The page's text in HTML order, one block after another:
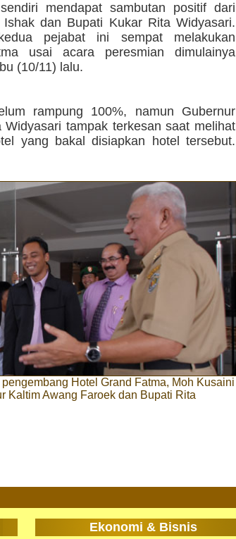
mendapat sambutan positif dari
dan Bupati Kukar Rita Widyasari.
pejabat ini sempat melakukan
usai acara peresmian dimulainya
(10/11) lalu.
rampung 100%, namun Gubernur
tampak terkesan saat melihat
yang bakal disiapkan hotel tersebut.
Hotel Grand Fatma, Moh Kusaini
Kaltim Awang Faroek dan Bupati Rita
Ekonomi & Bisnis